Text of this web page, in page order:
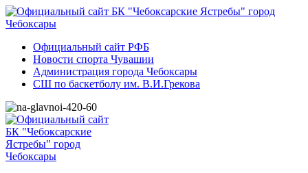
Официальный сайт РФБ
Новости спорта Чувашии
Администрация города Чебоксары
СШ по баскетболу им. В.И.Грекова